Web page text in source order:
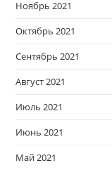
Ноябрь 2021
Октябрь 2021
Сентябрь 2021
Август 2021
Июль 2021
Июнь 2021
Май 2021